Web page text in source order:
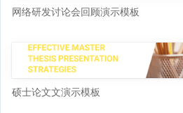
网络研发讨论会回顾演示模板
硕士论文文演示模板